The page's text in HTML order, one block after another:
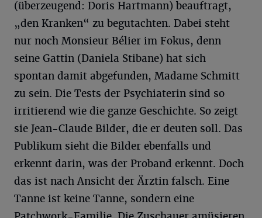
(überzeugend: Doris Hartmann) beauftragt,
„den Kranken“ zu begutachten. Dabei steht
nur noch Monsieur Bélier im Fokus, denn
seine Gattin (Daniela Stibane) hat sich
spontan damit abgefunden, Madame Schmitt
zu sein. Die Tests der Psychiaterin sind so
irritierend wie die ganze Geschichte. So zeigt
sie Jean-Claude Bilder, die er deuten soll. Das
Publikum sieht die Bilder ebenfalls und
erkennt darin, was der Proband erkennt. Doch
das ist nach Ansicht der Ärztin falsch. Eine
Tanne ist keine Tanne, sondern eine